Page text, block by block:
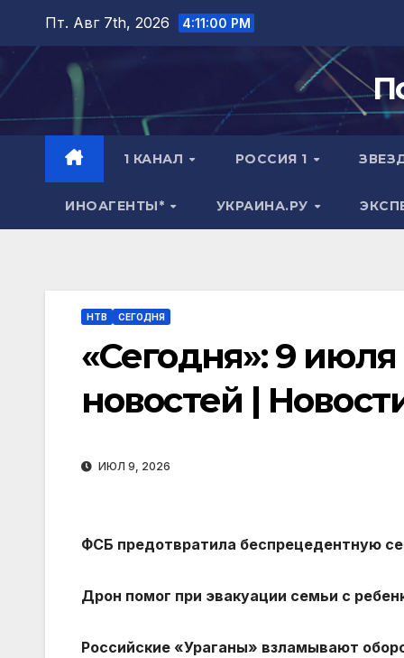
Перейти
содержимому
Пт. Авг 7th, 2026 4:11:01 PM
1 КАНАЛ РОССИЯ 1
ИНОАГЕНТЫ* УКРАИНА.РУ
НТВ СЕГОДНЯ
«Сегодня»: 9 июля
новостей |
ИЮЛ 9, 2026
ФСБ предотвратила беспрецедентную
Дрон помог при эвакуации семьи с
Российские «Ураганы» взламывают